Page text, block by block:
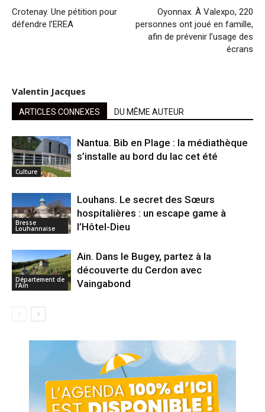
Crotenay. Une pétition pour
défendre l’EREA
Oyonnax. À Valexpo, 220
personnes ont joué en famille,
afin de prévenir l’usage des
écrans
Valentin Jacques
ARTICLES CONNEXES DU MÊME AUTEUR
Culture
Nantua. Bib en Plage : la médiathèque
s’installe au bord du lac cet été
Bresse
Louhannaise
Louhans. Le secret des Sœurs
hospitalières : un escape game à
l’Hôtel-Dieu
Département de
l'Ain
Ain. Dans le Bugey, partez à la
découverte du Cerdon avec
Vaingabond